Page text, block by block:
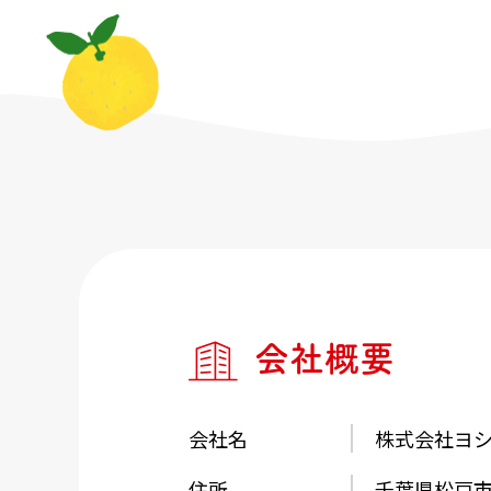
食品を扱う会社なので、栄養管理につい
たりして。
自宅での料理にも役立てましたよ♪
会社概要
会社名
株式会社ヨ